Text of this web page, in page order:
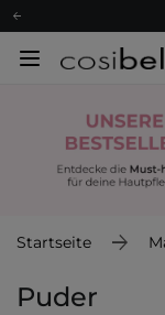
Empfehle
Empfehle
Startseite
Puder